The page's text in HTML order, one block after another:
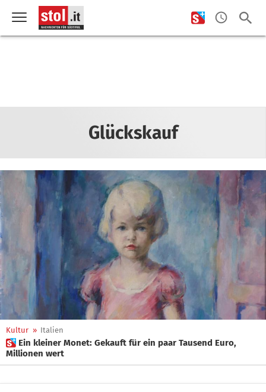
Glückskauf
Kultur » Italien
 Ein kleiner Monet: Gekauft für ein paar Tausend Euro,
Millionen wert